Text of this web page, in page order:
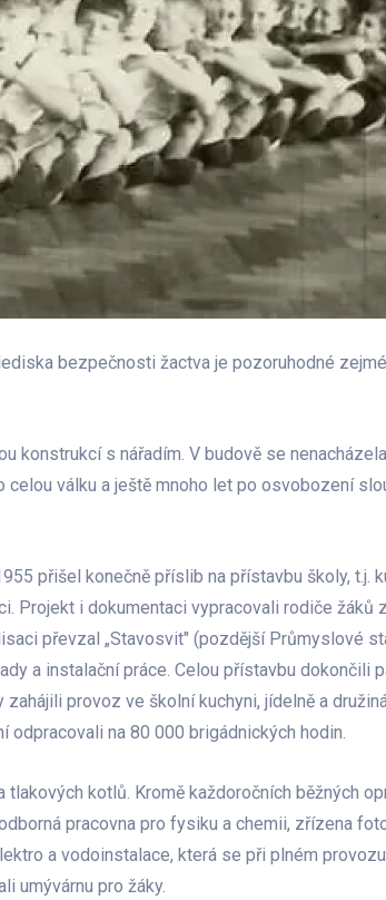
bezpečnosti žactva je pozoruhodné
konstrukcí s nářadím. V budově se
válku a ještě mnoho let po osvobození
přišel konečně příslib na přístavbu školy, t.j.
Projekt i dokumentaci vypracovali rodiče žáků
převzal „Stavosvit" (pozdější Průmyslové
a instalační práce. Celou přístavbu dokončili
provoz ve školní kuchyni, jídelně a
odpracovali na 80 000 brigádnických hodin.
kotlů. Kromě každoročních běžných
pracovna pro fysiku a chemii, zřízena
a vodoinstalace, která se při plném
umývárnu pro žáky.